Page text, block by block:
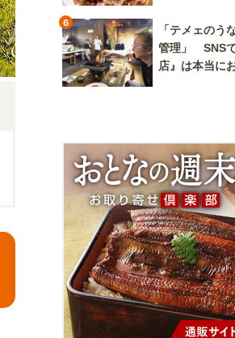
6
「テメェのう
管理」 SNS
店』は本当に